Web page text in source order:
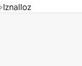
Iznalloz